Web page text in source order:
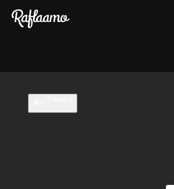
Gå till huvudinnehållet